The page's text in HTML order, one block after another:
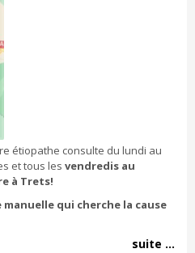
étiopathe consulte du lundi au
et tous les vendredis au
à Trets!
qui cherche la cause
suite ...